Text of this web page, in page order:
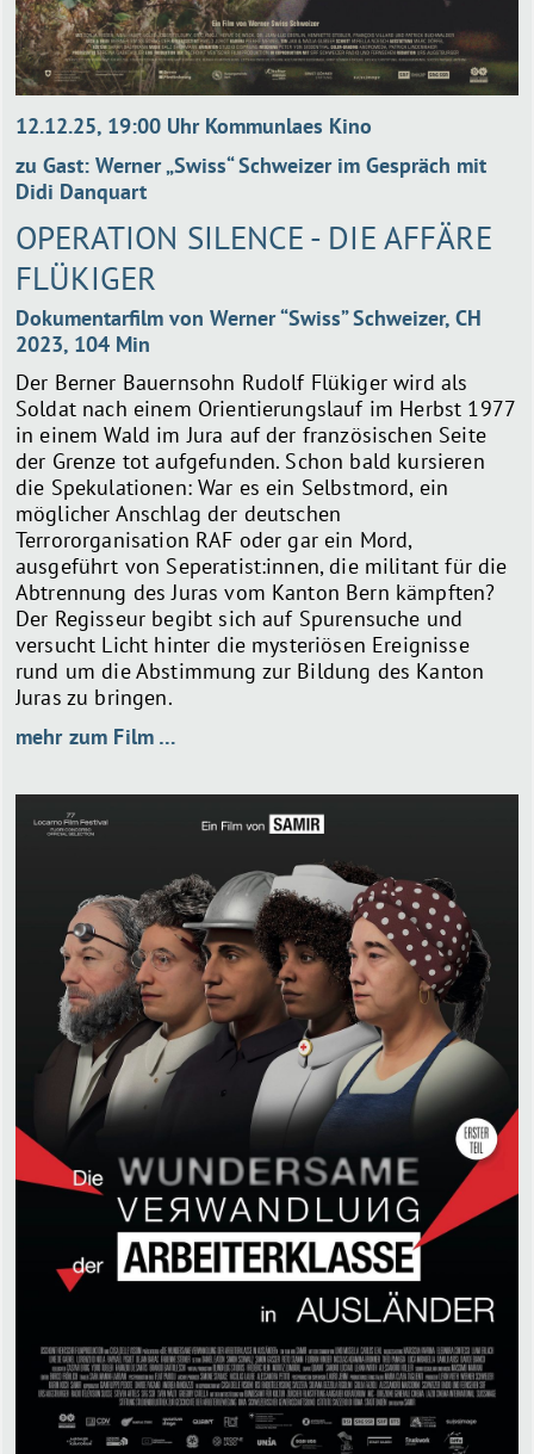
12.12.25, 19:00 Uhr Kommunlaes Kino
zu Gast: Werner „Swiss“ Schweizer im Gespräch mit
Didi Danquart
OPERATION SILENCE - DIE AFFÄRE
FLÜKIGER
Dokumentarfilm von Werner “Swiss” Schweizer, CH
2023, 104 Min
Der Berner Bauernsohn Rudolf Flükiger wird als
Soldat nach einem Orientierungslauf im Herbst 1977
in einem Wald im Jura auf der französischen Seite
der Grenze tot aufgefunden. Schon bald kursieren
die Spekulationen: War es ein Selbstmord, ein
möglicher Anschlag der deutschen
Terrororganisation RAF oder gar ein Mord,
ausgeführt von Seperatist:innen, die militant für die
Abtrennung des Juras vom Kanton Bern kämpften?
Der Regisseur begibt sich auf Spurensuche und
versucht Licht hinter die mysteriösen Ereignisse
rund um die Abstimmung zur Bildung des Kanton
Juras zu bringen.
mehr zum Film …